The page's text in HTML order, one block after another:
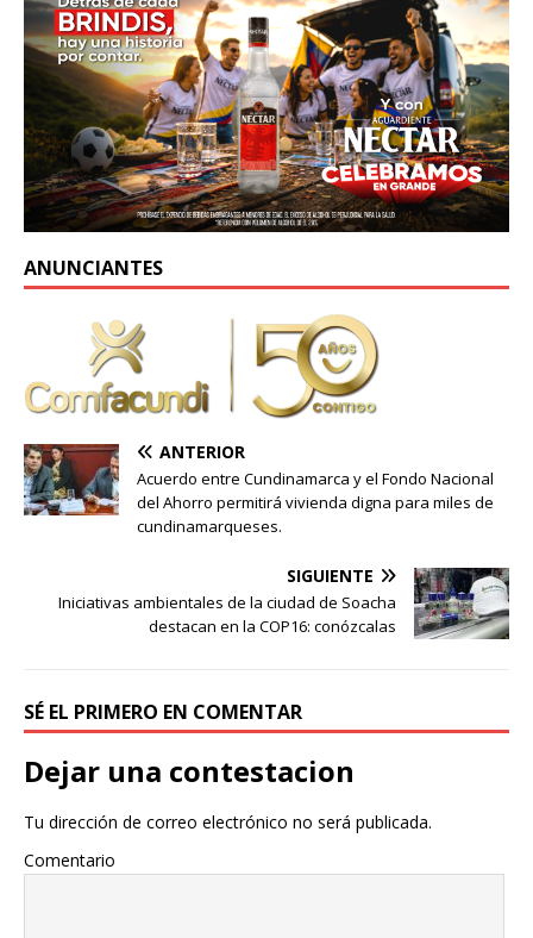
ANUNCIANTES
ANTERIOR
Acuerdo entre Cundinamarca y el Fondo Nacional
del Ahorro permitirá vivienda digna para miles de
cundinamarqueses.
SIGUIENTE
Iniciativas ambientales de la ciudad de Soacha
destacan en la COP16: conózcalas
SÉ EL PRIMERO EN COMENTAR
Dejar una contestacion
Tu dirección de correo electrónico no será publicada.
Comentario